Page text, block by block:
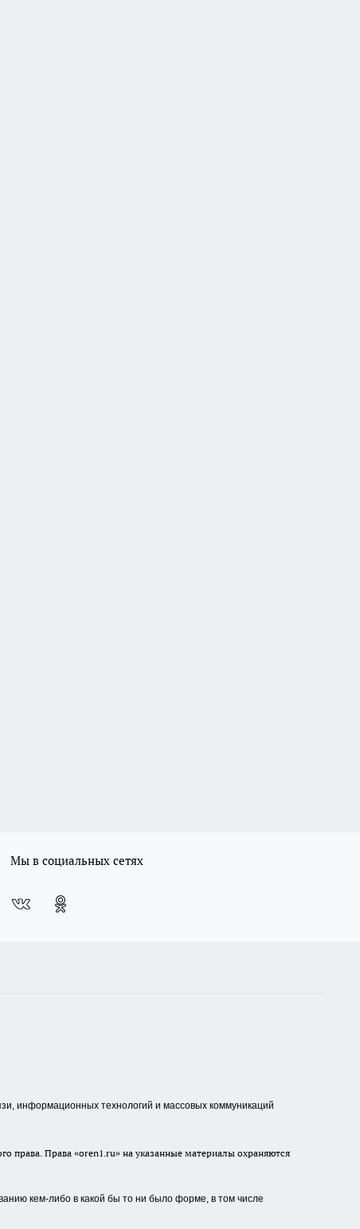
Мы в социальных сетях
информационных технологий и массовых коммуникаций
права. Права «oren1.ru» на указанные материалы охраняются
кем-либо в какой бы то ни было форме, в том числе